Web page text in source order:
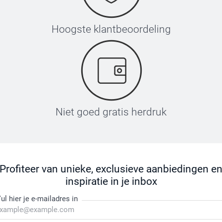
Hoogste klantbeoordeling
Niet goed gratis herdruk
Profiteer van unieke, exclusieve aanbiedingen en
inspiratie in je inbox
hier je e-mailadres in